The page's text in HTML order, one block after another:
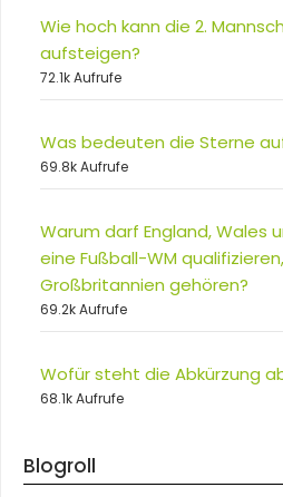
Wie hoch kann die 2.
aufsteigen?
72.1k Aufrufe
Was bedeuten die Sterne
69.8k Aufrufe
Warum darf England, Wales
eine Fußball-WM
Großbritannien gehören?
69.2k Aufrufe
Wofür steht die Abkürzung
68.1k Aufrufe
Blogroll